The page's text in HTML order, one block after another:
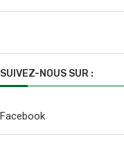
SUIVEZ-NOUS SUR :
Facebook